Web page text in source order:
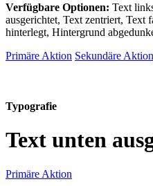
Verfügbare Optionen: Text
ausgerichtet, Text zentriert, Text
hinterlegt, Hintergrund
Primäre Aktion Sekundäre Aktion
Typografie
Text unten
Primäre Aktion